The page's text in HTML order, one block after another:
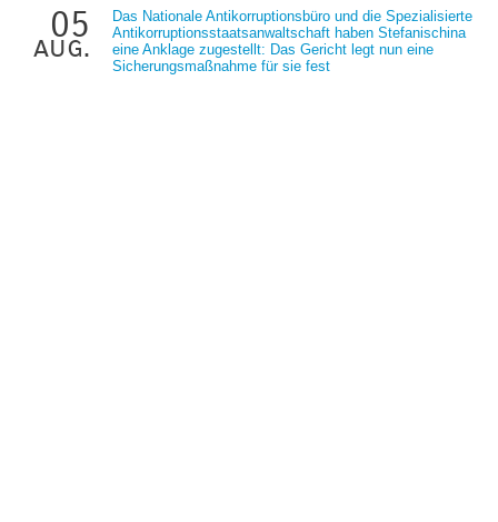
05
aug.
Das Nationale Antikorruptionsbüro und die Spezialisierte
Antikorruptionsstaatsanwaltschaft haben Stefanischina
eine Anklage zugestellt: Das Gericht legt nun eine
Sicherungsmaßnahme für sie fest